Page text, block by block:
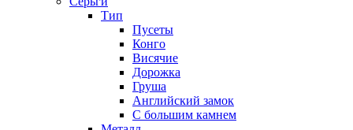
Тип
Пусеты
Конго
Висячие
Дорожка
Груша
Английский замок
С большим камнем